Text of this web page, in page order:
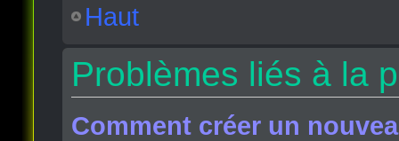
Haut
Problèmes liés à la
Comment créer un